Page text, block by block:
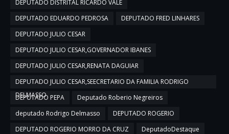
DEPUTADO DISTRITAL RICARDO VALE
DEPUTADO EDUARDO PEDROSA
DEPUTADO FRED LINHARES
DEPUTADO JULIO CESAR
DEPUTADO JULIO CESAR,GOVERNADOR IBANES
DEPUTADO JULIO CESAR,RENATA DAGUIAR
DEPUTADO JULIO CESAR,SEECRETARIO DA FAMILIA RODRIGO
DELMASSO
DEPUTADO PEPA
Deputado Roberio Negreiros
deputado Rodrigo Delmasso
DEPUTADO ROGERIO
DEPUTADO ROGERIO MORRO DA CRUZ
DeputadoDestaque